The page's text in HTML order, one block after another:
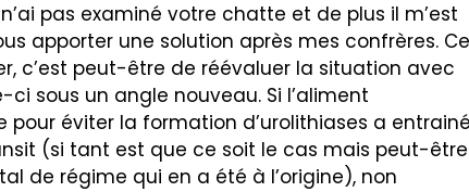
pas examiné votre chatte et de plus il m’est
apporter une solution après mes confrères. Ce
c’est peut-être de réévaluer la situation avec
sous un angle nouveau. Si l’aliment
éviter la formation d’urolithiases a entrainé
(si tant est que ce soit le cas mais peut-être
de régime qui en a été à l’origine), non